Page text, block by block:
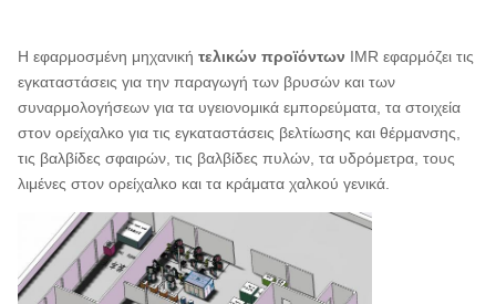
Η εφαρμοσμένη μηχανική τελικών προϊόντων IMR εφαρμόζει τις
εγκαταστάσεις για την παραγωγή των βρυσών και των
συναρμολογήσεων για τα υγειονομικά εμπορεύματα, τα στοιχεία
στον ορείχαλκο για τις εγκαταστάσεις βελτίωσης και θέρμανσης,
τις βαλβίδες σφαιρών, τις βαλβίδες πυλών, τα υδρόμετρα, τους
λιμένες στον ορείχαλκο και τα κράματα χαλκού γενικά.